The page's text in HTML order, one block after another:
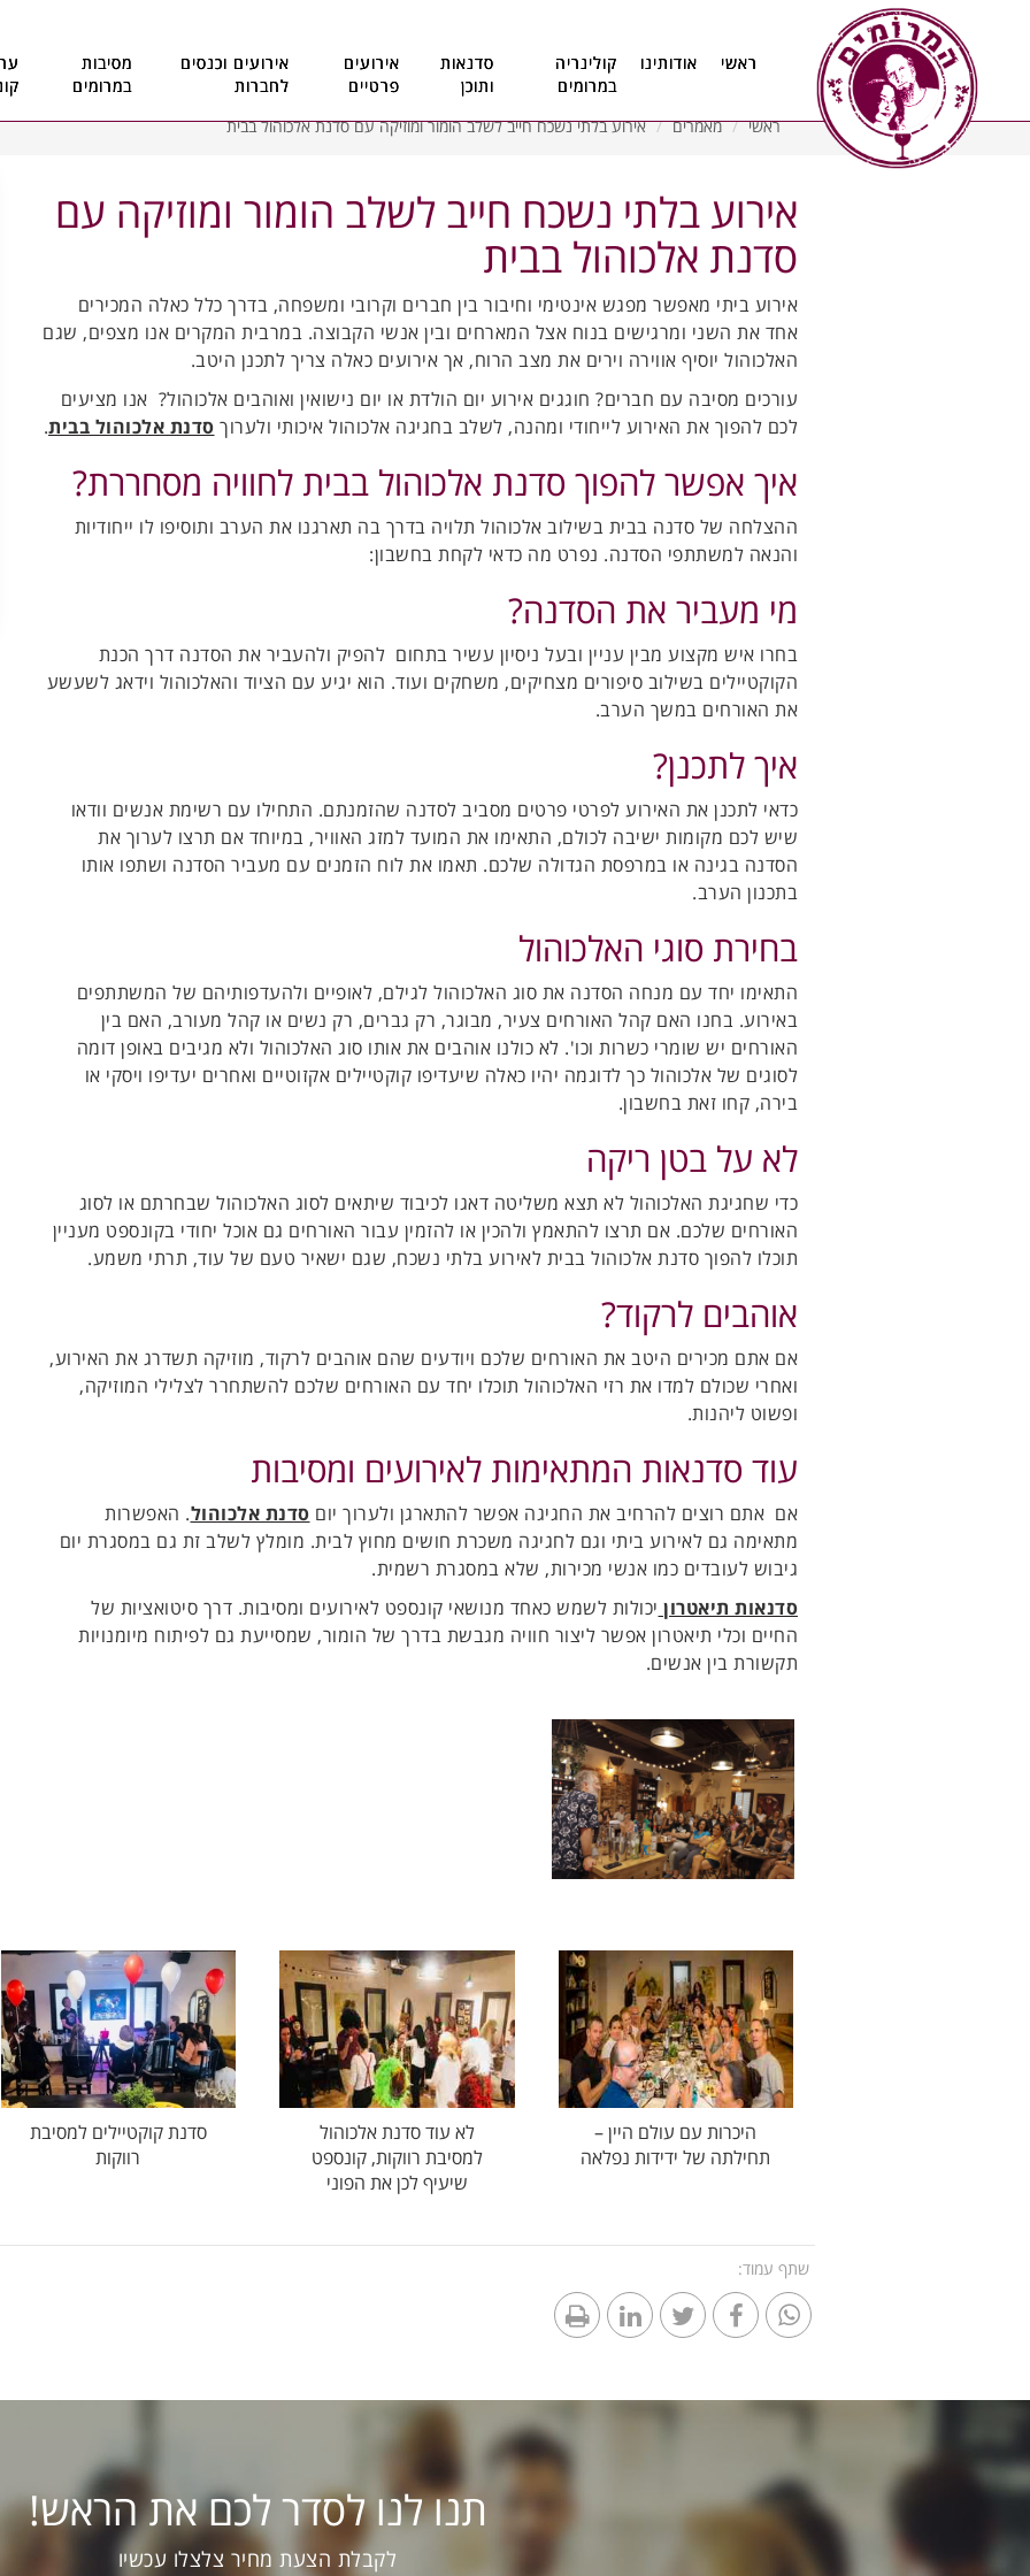
ראשי אודותינו
קולינריה
במרומים
סדנאות
ותוכן
אירועים
פרטיים
אירועים וכנסים
לחברות
מסיבות
במרומים
ראשי
מאמרים אירוע בלתי נשכח חייב לשלב הומור ומוזיקה עם סדנת אלכוהול בבית
אירוע בלתי נשכח חייב לשלב הומור ומוזיקה עם
סדנת אלכוהול בבית
אירוע ביתי מאפשר מפגש אינטימי וחיבור בין חברים וקרובי ומשפחה, בדרך כלל כאלה המכירים
אחד את השני ומרגישים בנוח אצל המארחים ובין אנשי הקבוצה. במרבית המקרים אנו מצפים, שגם
האלכוהול יוסיף אווירה וירים את מצב הרוח, אך אירועים כאלה צריך לתכנן היטב.
עורכים מסיבה עם חברים? חוגגים אירוע יום הולדת או יום נישואין ואוהבים אלכוהול? אנו מציעים
לכם להפוך את האירוע לייחודי ומהנה, לשלב בחגיגה אלכוהול איכותי ולערוך סדנת אלכוהול בבית.
איך אפשר להפוך סדנת אלכוהול בבית לחוויה מסחררת?
ההצלחה של סדנה בבית בשילוב אלכוהול תלויה בדרך בה תארגנו את הערב ותוסיפו לו ייחודיות
והנאה למשתתפי הסדנה. נפרט מה כדאי לקחת בחשבון:
מי מעביר את הסדנה?
בחרו איש מקצוע מבין עניין ובעל ניסיון עשיר בתחום להפיק ולהעביר את הסדנה דרך הכנת
הקוקטיילים בשילוב סיפורים מצחיקים, משחקים ועוד. הוא יגיע עם הציוד והאלכוהול וידאג לשעשע
את האורחים במשך הערב.
איך לתכנן?
כדאי לתכנן את האירוע לפרטי פרטים מסביב לסדנה שהזמנתם. התחילו עם רשימת אנשים וודאו
שיש לכם מקומות ישיבה לכולם, התאימו את המועד למזג האוויר, במיוחד אם תרצו לערוך את
הסדנה בגינה או במרפסת הגדולה שלכם. תאמו את לוח הזמנים עם מעביר הסדנה ושתפו אותו
בתכנון הערב.
בחירת סוגי האלכוהול
התאימו יחד עם מנחה הסדנה את סוג האלכוהול לגילם, לאופיים ולהעדפותיהם של המשתתפים
באירוע. בחנו האם קהל האורחים צעיר, מבוגר, רק גברים, רק נשים או קהל מעורב, האם בין
האורחים יש שומרי כשרות וכו'. לא כולנו אוהבים את אותו סוג האלכוהול ולא מגיבים באופן דומה
לסוגים של אלכוהול כך לדוגמה יהיו כאלה שיעדיפו קוקטיילים אקזוטיים ואחרים יעדיפו ויסקי או
בירה, קחו זאת בחשבון.
לא על בטן ריקה
כדי שחגיגת האלכוהול לא תצא משליטה דאגו לכיבוד שיתאים לסוג האלכוהול שבחרתם או לסוג
האורחים שלכם. אם תרצו להתאמץ ולהכין או להזמין עבור האורחים גם אוכל יחודי בקונספט מעניין
תוכלו להפוך סדנת אלכוהול בבית לאירוע בלתי נשכח, שגם ישאיר טעם של עוד, תרתי משמע.
אוהבים לרקוד?
אם אתם מכירים היטב את האורחים שלכם ויודעים שהם אוהבים לרקוד, מוזיקה תשדרג את האירוע,
ואחרי שכולם למדו את רזי האלכוהול תוכלו יחד עם האורחים שלכם להשתחרר לצלילי המוזיקה,
ופשוט ליהנות.
עוד סדנאות המתאימות לאירועים ומסיבות
אם אתם רוצים להרחיב את החגיגה אפשר להתארגן ולערוך יום סדנת אלכוהול. האפשרות
מתאימה גם לאירוע ביתי וגם לחגיגה משכרת חושים מחוץ לבית. מומלץ לשלב זת גם במסגרת יום
גיבוש לעובדים כמו אנשי מכירות, שלא במסגרת רשמית.
סדנאות תיאטרון יכולות לשמש כאחד מנושאי קונספט לאירועים ומסיבות. דרך סיטואציות של
החיים וכלי תיאטרון אפשר ליצור חוויה מגבשת בדרך של הומור, שמסייעת גם לפיתוח מיומנויות
תקשורת בין אנשים.
היכרות עם עולם היין –
תחילתה של ידידות נפלאה
לא עוד סדנת אלכוהול
למסיבת רווקות, קונספט
שיעיף לכן את הפוני
סדנת קוקטיילים למסיבת
רווקות
שתף עמוד:
תנו לנו לסדר לכם את הראש!
לקבלת הצעת מחיר צלצלו עכשיו